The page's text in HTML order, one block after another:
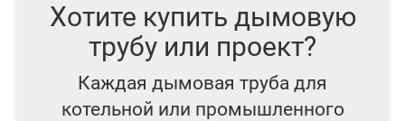
Хотите купить дымовую
трубу или проект?
Каждая дымовая труба для
котельной или промышленного